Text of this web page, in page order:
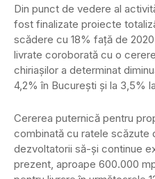
Din punct de vedere al
fost finalizate proiecte
scădere cu 18% față de
livrate coroborată cu o
chiriașilor a determinat
4,2% în București și la 3,5%
Cererea puternică pentru
combinată cu ratele scăzute
dezvoltatorii să-și continue
prezent, aproape 600.000